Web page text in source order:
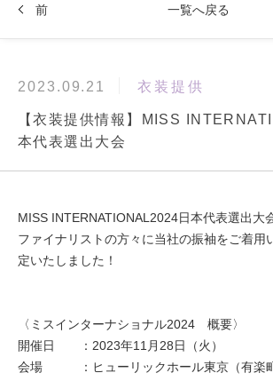
前 一覧へ戻る
2023.09.21 衣装提供
【衣装提供情報】MISS
本代表選出大会
MISS INTERNATIONAL2024日本代表選出大
ファイナリストの方々に当社の振袖をご着用
定いたしました！
〈ミスインターナショナル2024 概要〉
開催日 ：2023年11月28日（火）
会場 ：ヒューリックホール東京（有楽町